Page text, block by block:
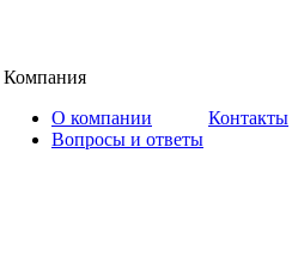
Компания
О компании
Вопросы и ответы
Контакты